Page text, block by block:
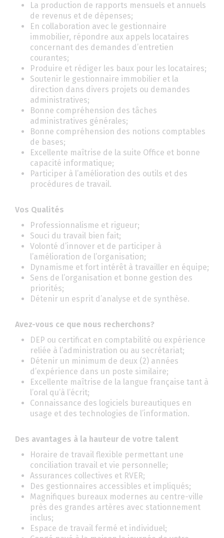
La production de rapports mensuels et annuels
de revenus et de dépenses;
En collaboration avec le gestionnaire
immobilier, répondre aux appels locataires
concernant des demandes d’entretien
courantes;
Produire et rédiger les baux pour les locataires;
Soutenir le gestionnaire immobilier et la
direction dans divers projets ou demandes
administratives;
Bonne compréhension des tâches
administratives générales;
Bonne compréhension des notions comptables
de bases;
Excellente maîtrise de la suite Office et bonne
capacité informatique;
Participer à l’amélioration des outils et des
procédures de travail.
Vos Qualités
Professionnalisme et rigueur;
Souci du travail bien fait;
Volonté d’innover et de participer à
l’amélioration de l’organisation;
Dynamisme et fort intérêt à travailler en équipe;
Sens de l’organisation et bonne gestion des
priorités;
Détenir un esprit d’analyse et de synthèse.
Avez-vous ce que nous recherchons?
DEP ou certificat en comptabilité ou expérience
reliée à l’administration ou au secrétariat;
Détenir un minimum de deux (2) années
d’expérience dans un poste similaire;
Excellente maîtrise de la langue française tant à
l’oral qu’à l’écrit;
Connaissance des logiciels bureautiques en
usage et des technologies de l’information.
Des avantages à la hauteur de votre talent
Horaire de travail flexible permettant une
conciliation travail et vie personnelle;
Assurances collectives et RVER;
Des gestionnaires accessibles et impliqués;
Magnifiques bureaux modernes au centre-ville
près des grandes artères avec stationnement
inclus;
Espace de travail fermé et individuel;